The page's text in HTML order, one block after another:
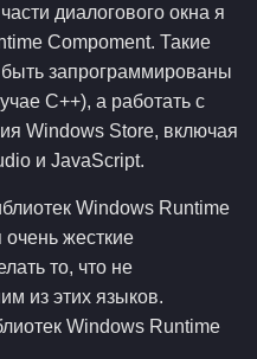
диалогового окна я
Compoment. Такие
запрограммированы
C++), а работать с
Windows Store, включая
и JavaScript.
Windows Runtime
жесткие
то, что не
из этих языков.
Windows Runtime